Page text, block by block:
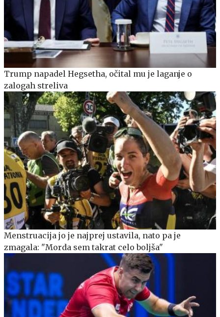
Trump napadel Hegsetha, očital mu je laganje o
zalogah streliva
Menstruacija jo je najprej ustavila, nato pa je
zmagala: "Morda sem takrat celo boljša"